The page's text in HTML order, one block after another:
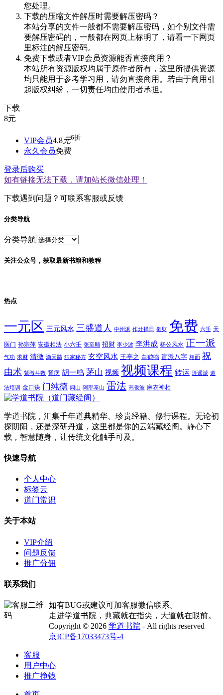
您处理。
下载的压缩文件解压时需要解压密码？
本站分享的文件一般都不需要解压密码，如个别文件需
要解压密码的，一般都在网页上标明了，请看一下网页
里标注的解压密码。
免费下载或者VIP会员资源能否直接商用？
本站所有资源版权均属于原作者所有，这里所提供资源
均只能用于参考学习用，请勿直接商用。若由于商用引
起版权纠纷，一切责任均由使用者承担。
下载
8元
VIP会员4.8元6折
永久会员免费
登录后购买
如有链接无法下载，请加站长微信处理！
下载遇到问题？可联系客服或反馈
分类导航
分类导航
关注公众号，获取最新书籍和教程
热点
一元区 三元风水 三盛道人 中州派 作灶择日 催财 免费 六壬 天
医门 孙宗萍 安徽相法 小六壬 张至顺 招财 李少波 李洪成 杨公风水 正一派
气功 求财 清微 滴天髓 独家秘方 玄空风水 王亭之 白鹤鸣 盲派八字 相面 祝
由术 紫微斗数 肾病 胡一鸣 茅山 视频 视频课程 转运 逍遥派 道
法培训 金口诀 门纯德 闾山 阿部泰山 雷法 高俊波 麻衣神相
学道书院，汇集千年道典精华、珍贵经籍、修行课程。无论初
探阴阳，还是深研丹道，这里都是你的云端藏经阁。静心下
载，智慧随身，让传统文化触手可及。
快速导航
个人中心
标签云
道门常识
关于本站
VIP介绍
问题反馈
推广分佣
联系我们
如有BUG或建议可加客服微信联系。
走进学道书院，典藏就在指尖，大道就在眼前。
Copyright © 2026 学道书院 - All rights reserved
京ICP备17033473号-4
客服
用户中心
推广挣钱